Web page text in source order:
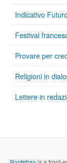
Indicativo Futuro
Festival
Provare per
Religioni in
Lettere in